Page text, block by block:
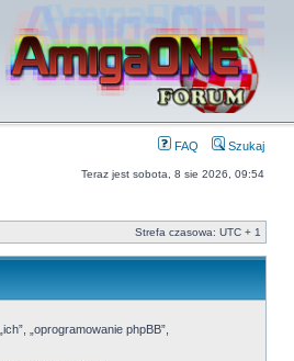
FAQ Szukaj
Teraz jest sobota, 8 sie 2026, 09:54
Strefa czasowa: UTC + 1
„oprogramowanie phpBB”,